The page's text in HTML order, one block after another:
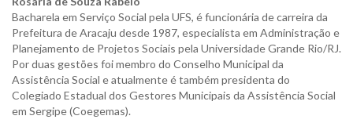
Bacharela em Serviço Social pela UFS, é funcionária de carreira da
Prefeitura de Aracaju desde 1987, especialista em Administração e
Planejamento de Projetos Sociais pela Universidade Grande Rio/RJ.
Por duas gestões foi membro do Conselho Municipal da
Assistência Social e atualmente é também presidenta do
Colegiado Estadual dos Gestores Municipais da Assistência Social
em Sergipe (Coegemas).